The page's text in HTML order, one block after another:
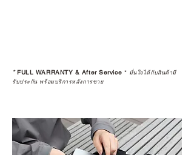
*FULL WARRANTY & After Service * มั่นใจได้กับสินค้ามี
รับประกัน พร้อมบริการหลังการขาย